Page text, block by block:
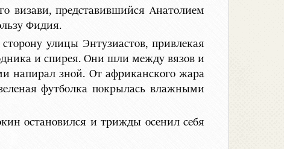
представившийся Анатолием
Фидия.
улицы Энтузиастов, привлекая
и спирея. Они шли между вязов и
напирал зной. От африканского жара
футболка покрылась влажными
остановился и трижды осенил себя